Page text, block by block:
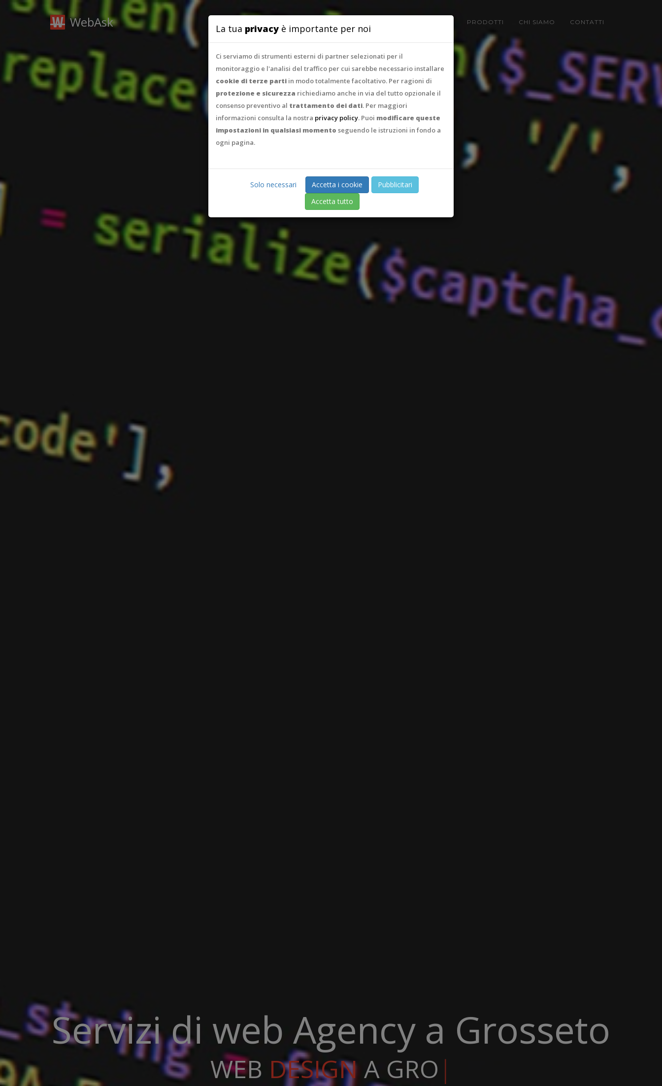
WebAsk PRODOTTI CHI SIAMO CONTATTI
Servizi di web Agency a Grosseto
WEB DEVELOPMENT |
La tua privacy è importante per noi
Ci serviamo di strumenti esterni di partner selezionati per il
monitoraggio e l'analisi del traffico per cui sarebbe necessario installare
cookie di terze parti in modo totalmente facoltativo. Per ragioni di
protezione e sicurezza richiediamo anche in via del tutto opzionale il
consenso preventivo al trattamento dei dati. Per maggiori
informazioni consulta la nostra privacy policy. Puoi modificare queste
impostazioni in qualsiasi momento seguendo le istruzioni in fondo a
ogni pagina.
Solo necessari Accetta i cookie
Pubblicitari
Accetta tutto